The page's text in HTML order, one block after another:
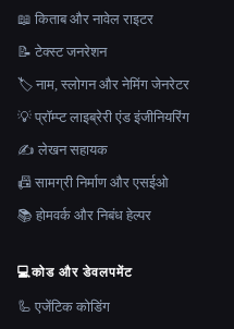
📖 किताब और नावेल राइटर
📝 टेक्स्ट जनरेशन
🏷️ नाम, स्लोगन और नेमिंग जेनरेटर
💡 प्रॉम्प्ट लाइब्रेरी एंड इंजीनियरिंग
✍️ लेखन सहायक
📠 सामग्री निर्माण और एसईओ
📚 होमवर्क और निबंध हेल्पर
💻कोड और डेवलपमेंट
🦾 एजेंटिक कोडिंग